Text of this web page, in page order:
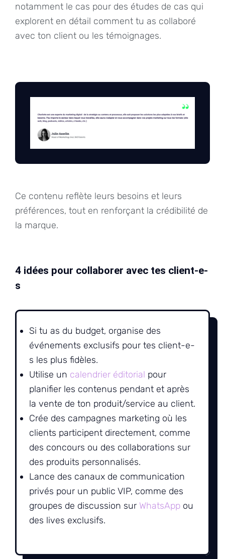
notamment le cas pour des études de cas qui
explorent en détail comment tu as collaboré
avec ton client ou les témoignages.
Ce contenu reflète leurs besoins et leurs
préférences, tout en renforçant la crédibilité de
la marque.
4 idées pour collaborer avec tes client-e-
s
Si tu as du budget, organise des
événements exclusifs pour tes client-e-
s les plus fidèles.
Utilise un calendrier éditorial pour
planifier les contenus pendant et après
la vente de ton produit/service au client.
Crée des campagnes marketing où les
clients participent directement, comme
des concours ou des collaborations sur
des produits personnalisés.
Lance des canaux de communication
privés pour un public VIP, comme des
groupes de discussion sur WhatsApp ou
des lives exclusifs.